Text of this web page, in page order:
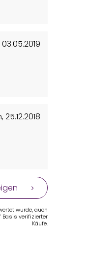
03.05.2019
,25.12.2018
wurde, auch
Basis verifizierter
Käufe.